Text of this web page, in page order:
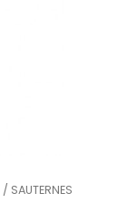
/ SAUTERNES